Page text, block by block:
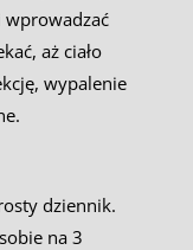
wprowadzać
aż ciało
wypalenie
dziennik.
na 3